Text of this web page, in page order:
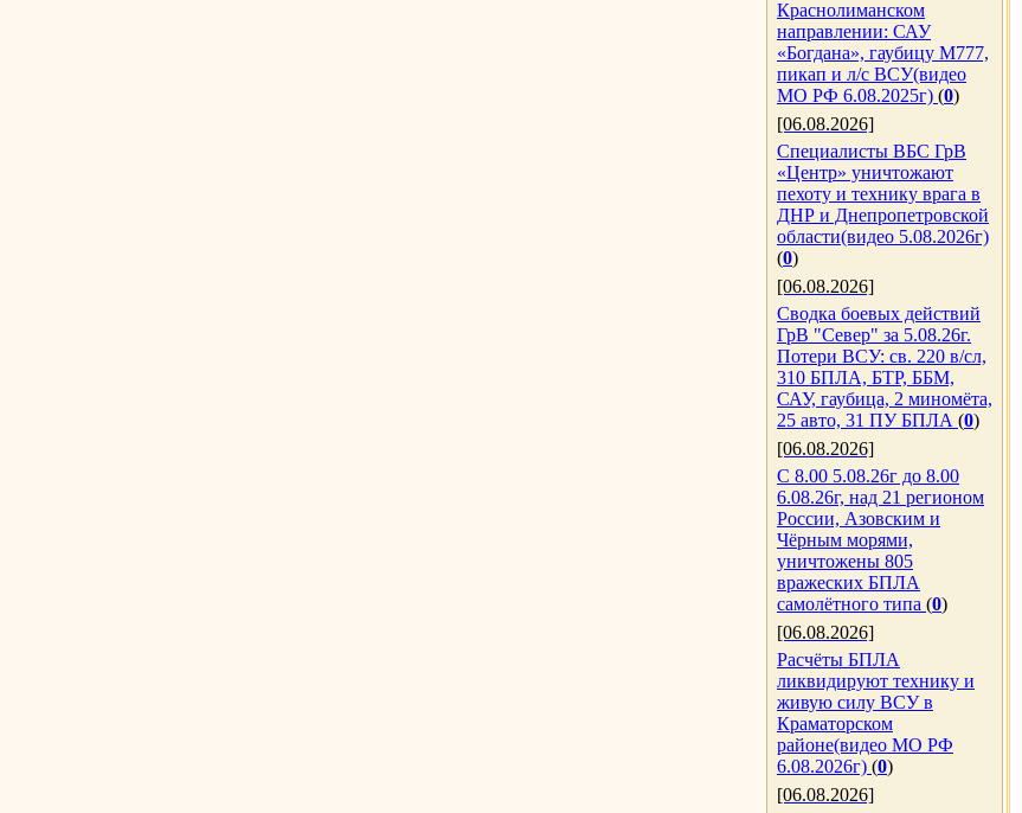
Краснолиманском
направлении: САУ
«Богдана», гаубицу М777,
пикап и л/с ВСУ(видео
МО РФ 6.08.2025г) (0)
[06.08.2026]
Специалисты ВБС ГрВ
«Центр» уничтожают
пехоту и технику врага в
ДНР и Днепропетровской
области(видео 5.08.2026г)
(0)
[06.08.2026]
Сводка боевых действий
ГрВ "Север" за 5.08.26г.
Потери ВСУ: св. 220 в/сл,
310 БПЛА, БТР, ББМ,
САУ, гаубица, 2 миномёта,
25 авто, 31 ПУ БПЛА (0)
[06.08.2026]
С 8.00 5.08.26г до 8.00
6.08.26г, над 21 регионом
России, Азовским и
Чёрным морями,
уничтожены 805
вражеских БПЛА
самолётного типа (0)
[06.08.2026]
Расчёты БПЛА
ликвидируют технику и
живую силу ВСУ в
Краматорском
районе(видео МО РФ
6.08.2026г) (0)
[06.08.2026]